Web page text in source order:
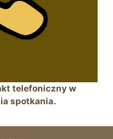
telefoniczny w
spotkania.